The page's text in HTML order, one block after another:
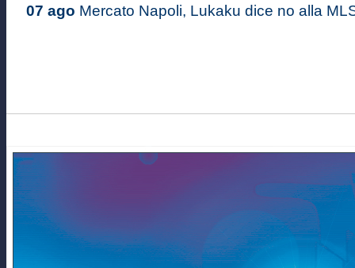
07 ago Mercato Napoli, Lukaku dice no alla